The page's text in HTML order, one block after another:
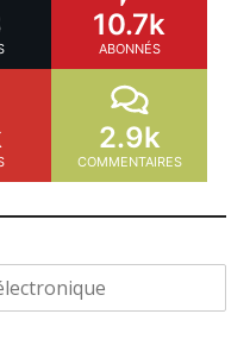
10.7k
ABONNÉS
2.9k
COMMENTAIRES